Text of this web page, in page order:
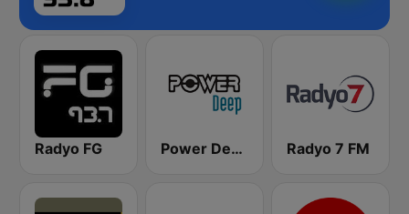
Radyo FG Power Deep Radyo 7 FM